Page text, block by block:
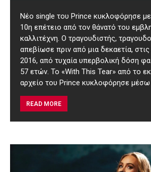
Νέο single του Prince κυκλοφόρησε
10η επέτειο από τον θάνατό του
καλλιτέχνη. Ο τραγουδιστής,
απεβίωσε πριν από μια δεκαετία,
2016, από τυχαία υπερβολική δόση
57 ετών. Το «With This Tear» από το
αρχείο του Prince κυκλοφόρησε μέσω
READ MORE